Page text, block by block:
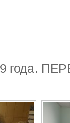
года.